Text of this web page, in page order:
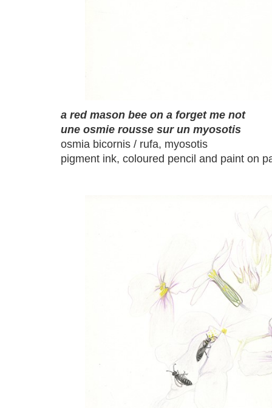
a red mason bee on a forget me not
une osmie rousse sur un myosotis
osmia bicornis / rufa, myosotis
pigment ink, coloured pencil and paint on